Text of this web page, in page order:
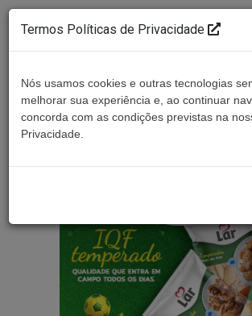
Termos Políticas de Privacidade
Nós usamos cookies e outras tecnologias
melhorar sua experiência e, ao continuar
concorda com as condições previstas na
Privacidade.